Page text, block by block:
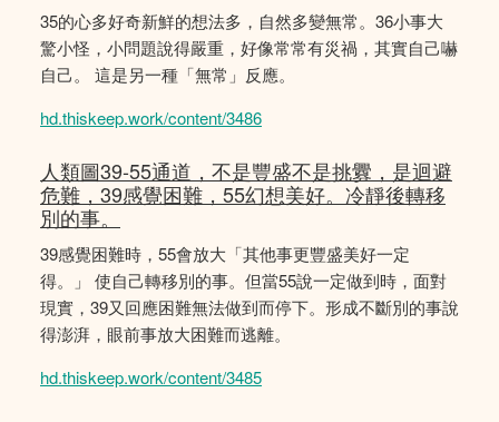
35的心多好奇新鮮的想法多，自然多變無常。36小事大
驚小怪，小問題說得嚴重，好像常常有災禍，其實自己嚇
自己。 這是另一種「無常」反應。
hd.thiskeep.work/content/3486
人類圖39-55通道，不是豐盛不是挑釁，是迴避
危難，39感覺困難，55幻想美好。冷靜後轉移
別的事。
39感覺困難時，55會放大「其他事更豐盛美好一定
得。」 使自己轉移別的事。但當55說一定做到時，面對
現實，39又回應困難無法做到而停下。形成不斷別的事說
得澎湃，眼前事放大困難而逃離。
hd.thiskeep.work/content/3485